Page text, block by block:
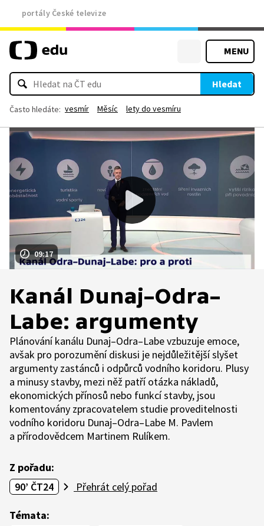
portály České televize
MENU
Hledat
Často hledáte: vesmír Měsíc lety do vesmíru
09:17
Kanál Dunaj–Odra–
Labe: argumenty
Plánování kanálu Dunaj–Odra–Labe vzbuzuje emoce,
avšak pro porozumění diskusi je nejdůležitější slyšet
argumenty zastánců i odpůrců vodního koridoru. Plusy
a minusy stavby, mezi něž patří otázka nákladů,
ekonomických přínosů nebo funkcí stavby, jsou
komentovány zpracovatelem studie proveditelnosti
vodního koridoru Dunaj–Odra–Labe M. Pavlem
a přírodovědcem Martinem Rulíkem.
Z pořadu:
90’ ČT24
Přehrát celý pořad
Témata: